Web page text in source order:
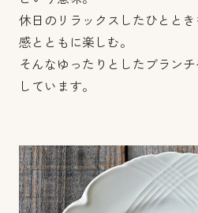
休日のリラックスしたひとと
感とともに楽しむ。
そんなゆったりとしたブラン
しています。